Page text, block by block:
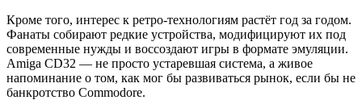
Кроме того, интерес к ретро-технологиям растёт год за годом.
Фанаты собирают редкие устройства, модифицируют их под
современные нужды и воссоздают игры в формате эмуляции.
Amiga CD32 — не просто устаревшая система, а живое
напоминание о том, как мог бы развиваться рынок, если бы не
банкротство Commodore.